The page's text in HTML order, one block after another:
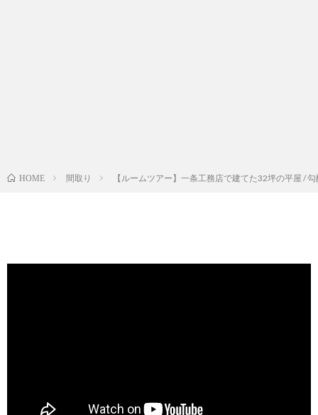
HOME 間取り 【ルームツアー】一条工務店で建てた32坪の平屋 /